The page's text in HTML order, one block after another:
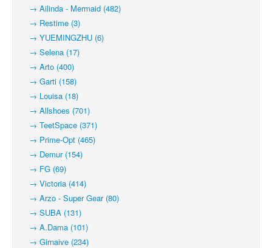
→ Ailinda - Mermaid (482)
→ Restime (3)
→ YUEMINGZHU (6)
→ Selena (17)
→ Arto (400)
→ Garti (158)
→ Louisa (18)
→ Allshoes (701)
→ TeetSpace (371)
→ Prime-Opt (465)
→ Demur (154)
→ FG (69)
→ Victoria (414)
→ Arzo - Super Gear (80)
→ SUBA (131)
→ A.Dama (101)
→ Girnaive (234)